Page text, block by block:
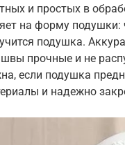
и простых в
на форму подушки:
подушка.
швы прочные и не
если подушка
и надежно